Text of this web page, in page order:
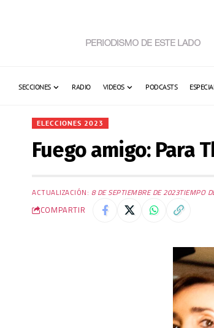
SECCIONES RADIO VIDEOS PODCASTS
ELECCIONES 2023
Fuego amigo: Para
ACTUALIZACIÓN: 8 DE SEPTIEMBRE DE 2023TIEMPO
COMPARTIR